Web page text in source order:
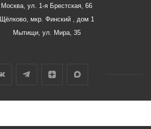
Москва, ул. 1-я Брестская, 66
Щёлково, мкр. Финский , дом 1
Мытищи, ул. Мира, 35